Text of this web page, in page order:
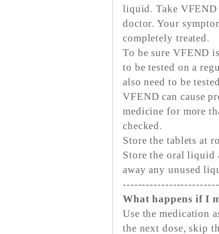
liquid. Take
doctor. Your
completely treated.
To be sure VFEND
to be tested on a
also need to be
VFEND can cause
medicine for more
checked.
Store the tablets at
Store the oral liquid
away any unused
What happens if I
Use the medication
the next dose, skip